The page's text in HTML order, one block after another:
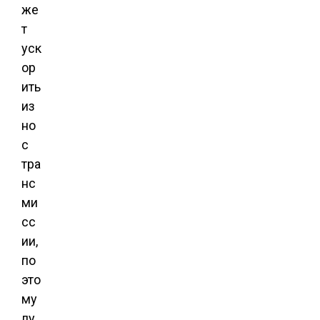
же
т
уск
ор
ить
из
но
с
тра
нс
ми
сс
ии,
по
это
му